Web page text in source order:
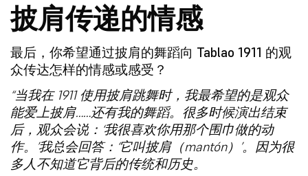
披肩传递的情感
最后，你希望通过披肩的舞蹈向 Tablao 1911 的观
众传达怎样的情感或感受？
“当我在 1911 使用披肩跳舞时，我最希望的是观众
能爱上披肩……还有我的舞蹈。很多时候演出结束
后，观众会说：‘我很喜欢你用那个围巾做的动
作。’我总会回答：‘它叫披肩（mantón）’。因为很
多人不知道它背后的传统和历史。